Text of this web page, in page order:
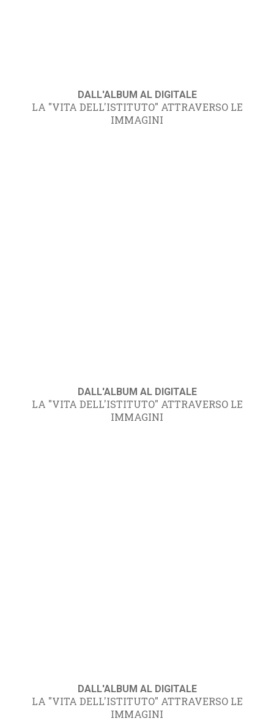
DALL'ALBUM AL DIGITALE
LA "VITA DELL'ISTITUTO" ATTRAVERSO LE
IMMAGINI
DALL'ALBUM AL DIGITALE
LA "VITA DELL'ISTITUTO" ATTRAVERSO LE
IMMAGINI
DALL'ALBUM AL DIGITALE
LA "VITA DELL'ISTITUTO" ATTRAVERSO LE
IMMAGINI